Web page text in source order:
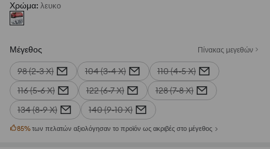
Χρώμα: λευκο
Μέγεθος Πίνακας μεγεθών
98 (2-3 Χ) 104 (3-4 Χ)
110 (4-5 Χ)
116 (5-6 Χ)
122 (6-7 Χ)
128 (7-8 Χ)
134 (8-9 Χ)
140 (9-10 Χ)
85%των πελατών αξιολόγησαν το προϊόν ως ακριβές στο μέγεθος